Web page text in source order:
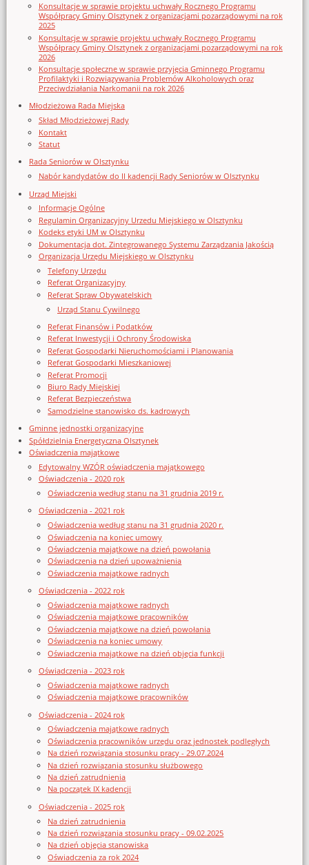
Konsultacje w sprawie projektu uchwały Rocznego Programu
Współpracy Gminy Olsztynek z organizacjami pozarządowymi na rok
2025
Konsultacje w sprawie projektu uchwały Rocznego Programu
Współpracy Gminy Olsztynek z organizacjami pozarządowymi na rok
2026
Konsultacje społeczne w sprawie przyjęcia Gminnego Programu
Profilaktyki i Rozwiązywania Problemów Alkoholowych oraz
Przeciwdziałania Narkomanii na rok 2026
Młodzieżowa Rada Miejska
Skład Młodzieżowej Rady
Kontakt
Statut
Rada Seniorów w Olsztynku
Nabór kandydatów do II kadencji Rady Seniorów w Olsztynku
Urząd Miejski
Informacje Ogólne
Regulamin Organizacyjny Urzedu Miejskiego w Olsztynku
Kodeks etyki UM w Olsztynku
Dokumentacja dot. Zintegrowanego Systemu Zarządzania Jakością
Organizacja Urzędu Miejskiego w Olsztynku
Telefony Urzędu
Referat Organizacyjny
Referat Spraw Obywatelskich
Urząd Stanu Cywilnego
Referat Finansów i Podatków
Referat Inwestycji i Ochrony Środowiska
Referat Gospodarki Nieruchomościami i Planowania
Referat Gospodarki Mieszkaniowej
Referat Promocji
Biuro Rady Miejskiej
Referat Bezpieczeństwa
Samodzielne stanowisko ds. kadrowych
Gminne jednostki organizacyjne
Spółdzielnia Energetyczna Olsztynek
Oświadczenia majątkowe
Edytowalny WZÓR oświadczenia majątkowego
Oświadczenia - 2020 rok
Oświadczenia według stanu na 31 grudnia 2019 r.
Oświadczenia - 2021 rok
Oświadczenia według stanu na 31 grudnia 2020 r.
Oświadczenia na koniec umowy
Oświadczenia majątkowe na dzień powołania
Oświadczenia na dzień upoważnienia
Oświadczenia majątkowe radnych
Oświadczenia - 2022 rok
Oświadczenia majątkowe radnych
Oświadczenia majątkowe pracowników
Oświadczenia majątkowe na dzień powołania
Oświadczenia na koniec umowy
Oświadczenia majątkowe na dzień objęcia funkcji
Oświadczenia - 2023 rok
Oświadczenia majątkowe radnych
Oświadczenia majątkowe pracowników
Oświadczenia - 2024 rok
Oświadczenia majątkowe radnych
Oświadczenia pracowników urzędu oraz jednostek podległych
Na dzień rozwiązania stosunku pracy - 29.07.2024
Na dzień rozwiązania stosunku służbowego
Na dzień zatrudnienia
Na początek IX kadencji
Oświadczenia - 2025 rok
Na dzień zatrudnienia
Na dzień rozwiązania stosunku pracy - 09.02.2025
Na dzień objęcia stanowiska
Oświadczenia za rok 2024